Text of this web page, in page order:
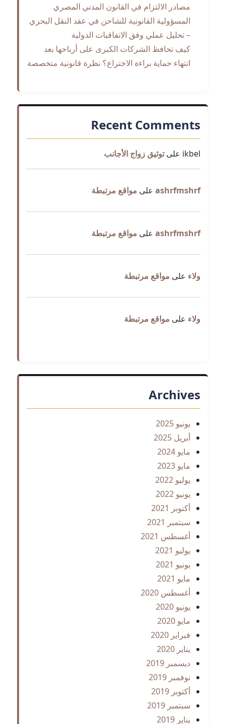
مصادر الالتزام في القانون المدني المصري
المسؤولية القانونية للشاحن في عقد النقل البحري
– تحليل عملي وفق الاتفاقيات الدولية
كيف تحافظ الشركات الكبرى على أرباحها بعد
انتهاء حماية براءة الاختراع؟ نظرة قانونية متخصصة
Recent Comments
ikbel علىتوثيق زواج الأجانب
ashrfmshrf على مواقع مرتبطة
ashrfmshrf على مواقع مرتبطة
ولاء على مواقع مرتبطة
ولاء على مواقع مرتبطة
Archives
يونيو 2025
أبريل 2025
مايو 2024
مايو 2023
يوليو 2022
يونيو 2022
أكتوبر 2021
سبتمبر 2021
أغسطس 2021
يوليو 2021
يونيو 2021
مايو 2021
أغسطس 2020
يونيو 2020
مايو 2020
فبراير 2020
يناير 2020
ديسمبر 2019
نوفمبر 2019
أكتوبر 2019
سبتمبر 2019
يناير 2019